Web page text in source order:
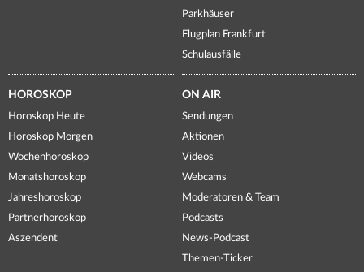
Parkhäuser
Flugplan Frankfurt
Schulausfälle
HOROSKOP
Horoskop Heute
Horoskop Morgen
Wochenhoroskop
Monatshoroskop
Jahreshoroskop
Partnerhoroskop
Aszendent
ON AIR
Sendungen
Aktionen
Videos
Webcams
Moderatoren & Team
Podcasts
News-Podcast
Themen-Ticker